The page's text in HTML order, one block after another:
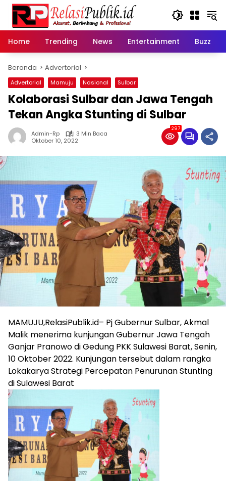
Langsung
konten
Home
Trending News Entertainment Buzz
Beranda Advertorial
Advertorial Mamuju Nasional Sulbar
Kolaborasi Sulbar dan Jawa Tengah
Tekan Angka Stunting di Sulbar
Admin-Rp
3 Min Baca
Oktober 10, 2022
297
MAMUJU,RelasiPublik.id– Pj Gubernur Sulbar, Akmal
Malik menerima kunjungan Gubernur Jawa Tengah
Ganjar Pranowo di Gedung PKK Sulawesi Barat, Senin,
10 Oktober 2022. Kunjungan tersebut dalam rangka
Lokakarya Strategi Percepatan Penurunan Stunting
di Sulawesi Barat